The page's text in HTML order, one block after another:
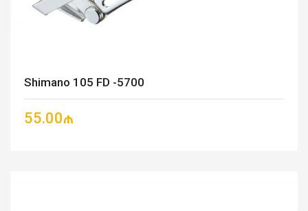
Shimano 105 FD -5700
55.00₼